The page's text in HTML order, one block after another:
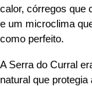
calor, córregos que
e um microclima
como perfeito.
A Serra do Curral
natural que